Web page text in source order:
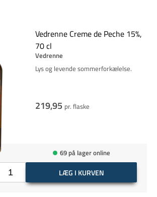
Vedrenne Creme de Peche 15%,
70 cl
Vedrenne
Lys og levende sommerforkælelse.
219,95 pr. flaske
69 på lager online
LÆG I KURVEN